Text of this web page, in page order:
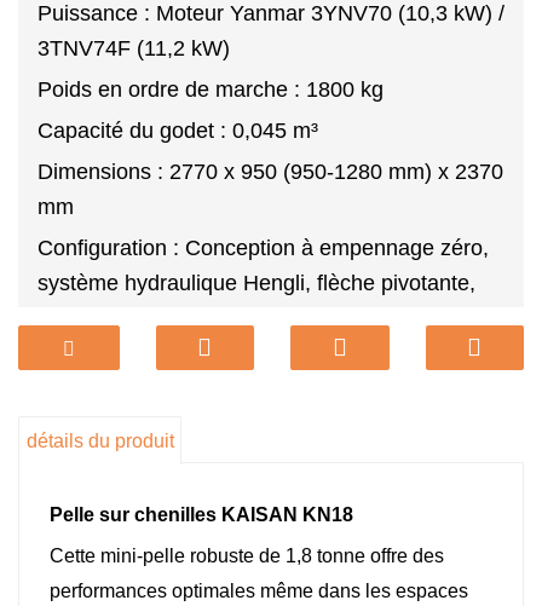
Puissance : Moteur Yanmar 3YNV70 (10,3 kW) /
3TNV74F (11,2 kW)
Poids en ordre de marche : 1800 kg
Capacité du godet : 0,045 m³
Dimensions : 2770 x 950 (950-1280 mm) x 2370
mm
Configuration : Conception à empennage zéro,
système hydraulique Hengli, flèche pivotante,
Accessoires : godets de 200 mm à 1200 mm,
hydraulique, pouce hydraulique, etc.
détails du produit
Pelle sur chenilles KAISAN KN18
Cette mini-pelle robuste de 1,8 tonne offre des
performances optimales même dans les espaces